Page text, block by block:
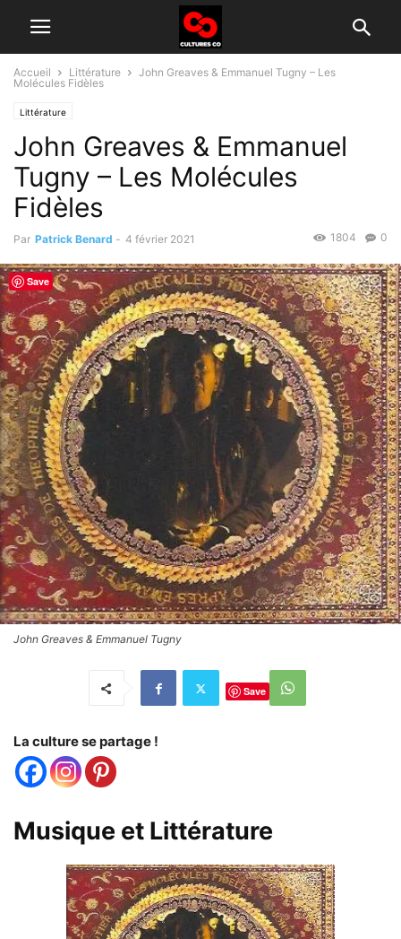
Accueil Littérature
John Greaves & Emmanuel Tugny – Les
Molécules Fidèles
Littérature
John Greaves & Emmanuel
Tugny – Les Molécules
Fidèles
Par Patrick Benard - 4 février 2021 0
1804
John Greaves & Emmanuel Tugny
Save
La culture se partage !
Musique et Littérature
Save